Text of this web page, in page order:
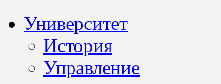
Университет
История
Управление